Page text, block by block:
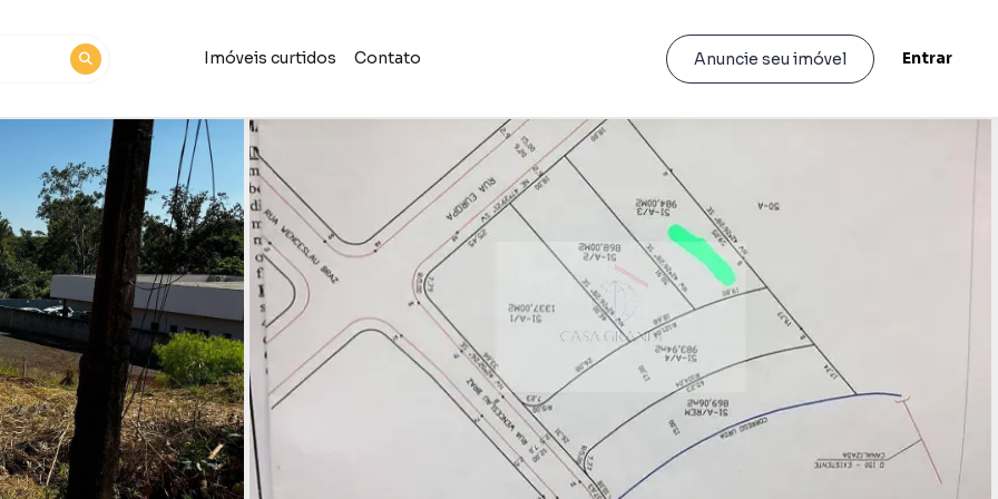
Imóveis curtidos Contato Anuncie seu imóvel Entrar